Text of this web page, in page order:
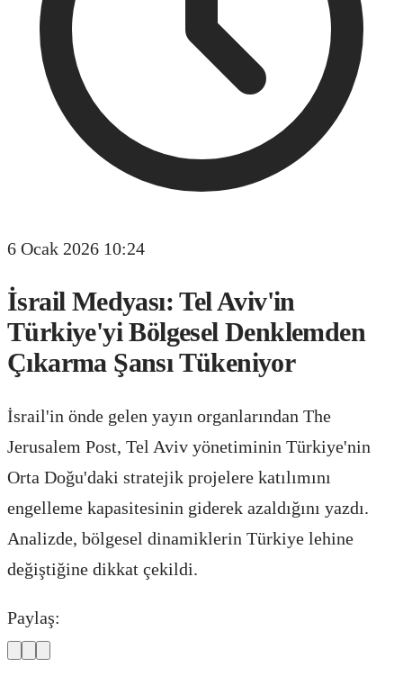
6 Ocak 2026 10:24
İsrail Medyası: Tel Aviv'in
Türkiye'yi Bölgesel Denklemden
Çıkarma Şansı Tükeniyor
İsrail'in önde gelen yayın organlarından The
Jerusalem Post, Tel Aviv yönetiminin Türkiye'nin
Orta Doğu'daki stratejik projelere katılımını
engelleme kapasitesinin giderek azaldığını yazdı.
Analizde, bölgesel dinamiklerin Türkiye lehine
değiştiğine dikkat çekildi.
Paylaş: